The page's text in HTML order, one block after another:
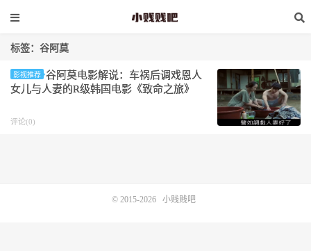
标签：谷阿莫
影视推荐
谷阿莫电影解说：车祸后调戏恩人
女儿与人妻的R级韩国电影《致命之旅》
评论(0)
© 2015-2026 小贱贱吧